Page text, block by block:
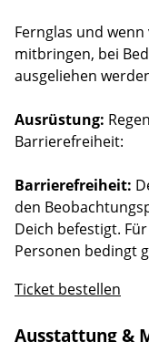
Fernglas und
mitbringen, bei
ausgeliehen
Ausrüstung:
Barrierefreiheit:
Barrierefreiheit:
den
Deich befestigt.
Personen bedingt
Ticket bestellen
Ausstattung &